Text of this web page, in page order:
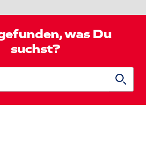
was Du
suchst?